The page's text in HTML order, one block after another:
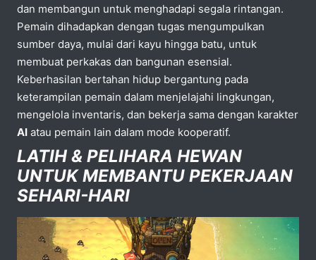
dan membangun untuk menghadapi segala rintangan.
Pemain dihadapkan dengan tugas mengumpulkan
sumber daya, mulai dari kayu hingga batu, untuk
membuat perkakas dan bangunan esensial.
Keberhasilan bertahan hidup bergantung pada
keterampilan pemain dalam menjelajahi lingkungan,
mengelola inventaris, dan bekerja sama dengan karakter
AI atau pemain lain dalam mode kooperatif.
LATIH & PELIHARA HEWAN
UNTUK MEMBANTU PEKERJAAN
SEHARI-HARI